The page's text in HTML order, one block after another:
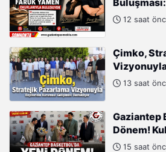
ve Faruk
12 saat
Çimko,
Kurumsal
13 saat
Gaziantep
Dönem!
15 saat